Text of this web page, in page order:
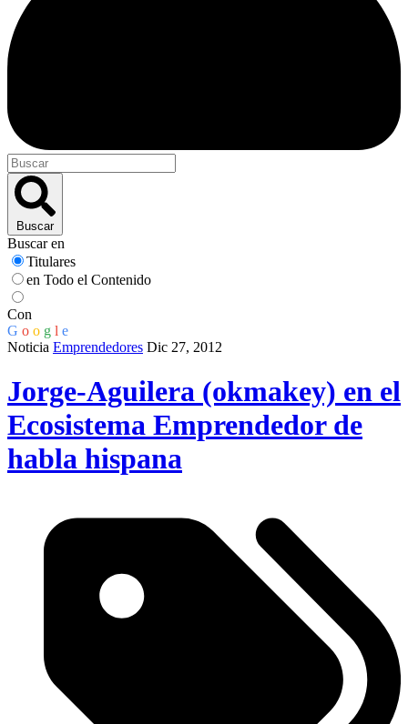
Buscar
Buscar en
Titulares
en Todo el Contenido
Con
G o o g l e
Noticia Emprendedores Dic 27, 2012
Jorge-Aguilera (okmakey) en el
Ecosistema Emprendedor de
habla hispana